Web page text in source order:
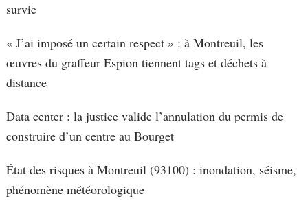
survie
« J’ai imposé un certain respect » : à Montreuil, les
œuvres du graffeur Espion tiennent tags et déchets à
distance
Data center : la justice valide l’annulation du permis de
construire d’un centre au Bourget
État des risques à Montreuil (93100) : inondation, séisme,
phénomène météorologique